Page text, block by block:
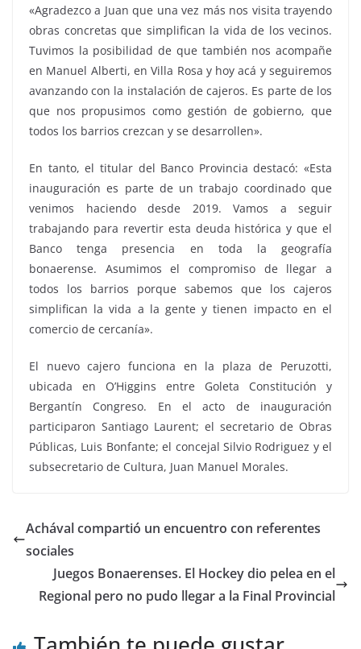
«Agradezco a Juan que una vez más nos visita trayendo
obras concretas que simplifican la vida de los vecinos.
Tuvimos la posibilidad de que también nos acompañe
en Manuel Alberti, en Villa Rosa y hoy acá y seguiremos
avanzando con la instalación de cajeros. Es parte de los
que nos propusimos como gestión de gobierno, que
todos los barrios crezcan y se desarrollen».
En tanto, el titular del Banco Provincia destacó: «Esta
inauguración es parte de un trabajo coordinado que
venimos haciendo desde 2019. Vamos a seguir
trabajando para revertir esta deuda histórica y que el
Banco tenga presencia en toda la geografía
bonaerense. Asumimos el compromiso de llegar a
todos los barrios porque sabemos que los cajeros
simplifican la vida a la gente y tienen impacto en el
comercio de cercanía».
El nuevo cajero funciona en la plaza de Peruzotti,
ubicada en O’Higgins entre Goleta Constitución y
Bergantín Congreso. En el acto de inauguración
participaron Santiago Laurent; el secretario de Obras
Públicas, Luis Bonfante; el concejal Silvio Rodriguez y el
subsecretario de Cultura, Juan Manuel Morales.
Achával compartió un encuentro con referentes
sociales
Juegos Bonaerenses. El Hockey dio pelea en el
Regional pero no pudo llegar a la Final Provincial